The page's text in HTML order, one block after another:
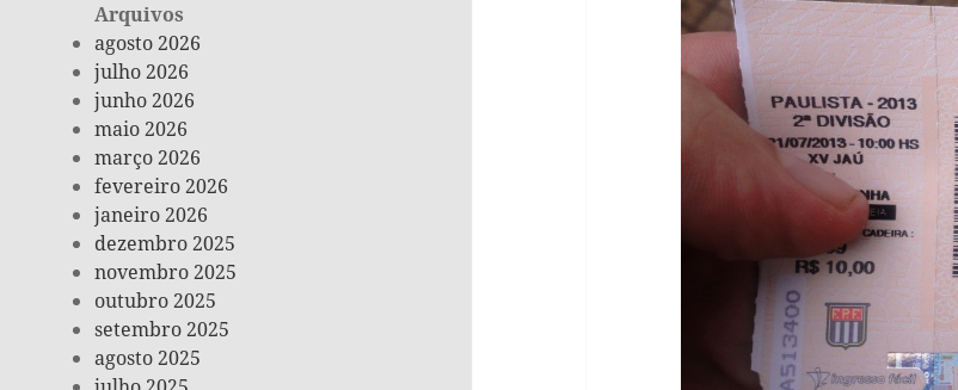
Arquivos
agosto 2026
julho 2026
junho 2026
maio 2026
março 2026
fevereiro 2026
janeiro 2026
dezembro 2025
novembro 2025
outubro 2025
setembro 2025
agosto 2025